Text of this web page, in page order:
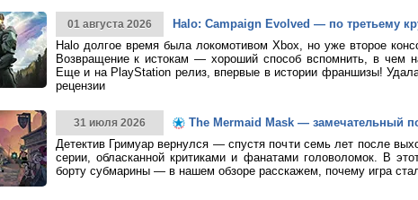
01 августа 2026
Halo: Campaign Evolved — по третьему
Halo долгое время была локомотивом Xbox, но уже второе
Возвращение к истокам — хороший способ вспомнить, в чем
Еще и на PlayStation релиз, впервые в истории франшизы!
рецензии
31 июля 2026
The Mermaid Mask — замечательный
Детектив Гримуар вернулся — спустя почти семь лет после
серии, обласканной критиками и фанатами головоломок. В
борту субмарины — в нашем обзоре расскажем, почему игра